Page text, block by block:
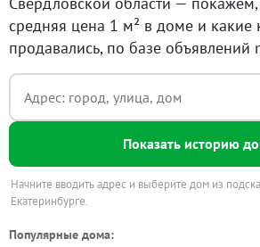
средняя цена 1 м² в доме и какие
продавались, по базе объявлений
Показать историю
Начните вводить адрес и выберите дом из
Екатеринбурге.
Популярные дома: